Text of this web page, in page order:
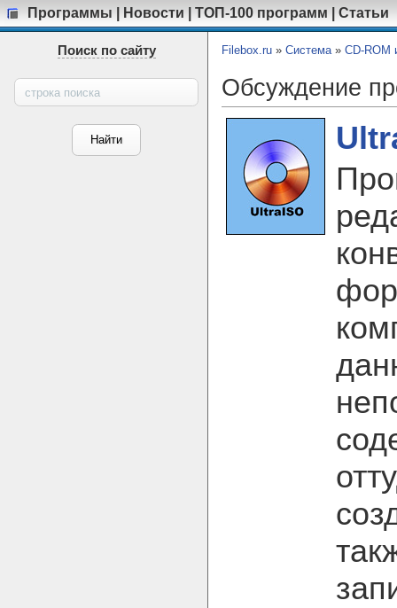
Программы Новости ТОП-100 программ Статьи
Поиск по сайту Filebox.ru » Система» CD-ROM
Обсуждение